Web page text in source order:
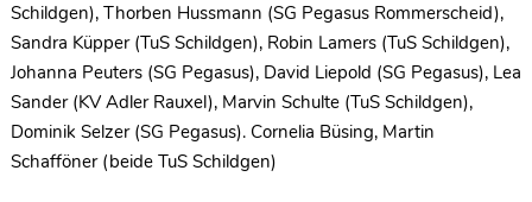
Schildgen), Thorben Hussmann (SG Pegasus Rommerscheid),
Sandra Küpper (TuS Schildgen), Robin Lamers (TuS Schildgen),
Johanna Peuters (SG Pegasus), David Liepold (SG Pegasus), Lea
Sander (KV Adler Rauxel), Marvin Schulte (TuS Schildgen),
Dominik Selzer (SG Pegasus). Cornelia Büsing, Martin
Schafföner (beide TuS Schildgen)